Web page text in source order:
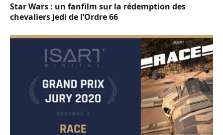
Star Wars : un fanfilm sur la rédemption des
chevaliers Jedi de l’Ordre 66